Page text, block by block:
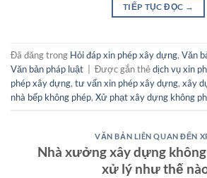
TIẾP TỤC ĐỌC →
Đã đăng trong Hỏi đáp xin phép xây dựng, Văn
Văn bản pháp luật
Được gắn thẻdịch vụ xin
phép xây dựng, tư vấn xin phép xây dựng, xây
nhà bếp không phép, Xử phạt xây dựng không
VĂN BẢN LIÊN QUAN ĐẾN
Nhà xưởng xây dựng
xử lý như thế